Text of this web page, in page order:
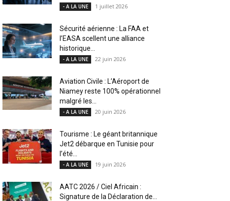
- A LA UNE 1 juillet 2026
Sécurité aérienne : La FAA et
l’EASA scellent une alliance
historique...
- A LA UNE 22 juin 2026
Aviation Civile : L’Aéroport de
Niamey reste 100% opérationnel
malgré les...
- A LA UNE 20 juin 2026
Tourisme : Le géant britannique
Jet2 débarque en Tunisie pour
l’été...
- A LA UNE 19 juin 2026
AATC 2026 / Ciel Africain :
Signature de la Déclaration de...